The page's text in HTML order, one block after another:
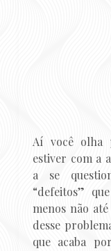
Aí você olha
estiver com a
a se
“defeitos”
menos não
desse
que acaba